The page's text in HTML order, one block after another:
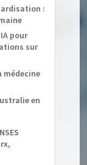
:
pour
sur
médecine
en